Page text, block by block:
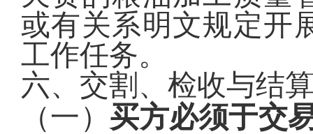
或有关系明文规定开
工作任务。
六、交割、检收与结
（一） 买方必须于交